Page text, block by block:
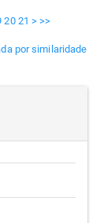
20 21 > >>
por similaridade